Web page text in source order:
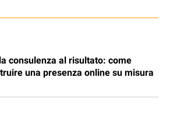
consulenza al risultato: come
una presenza online su misura